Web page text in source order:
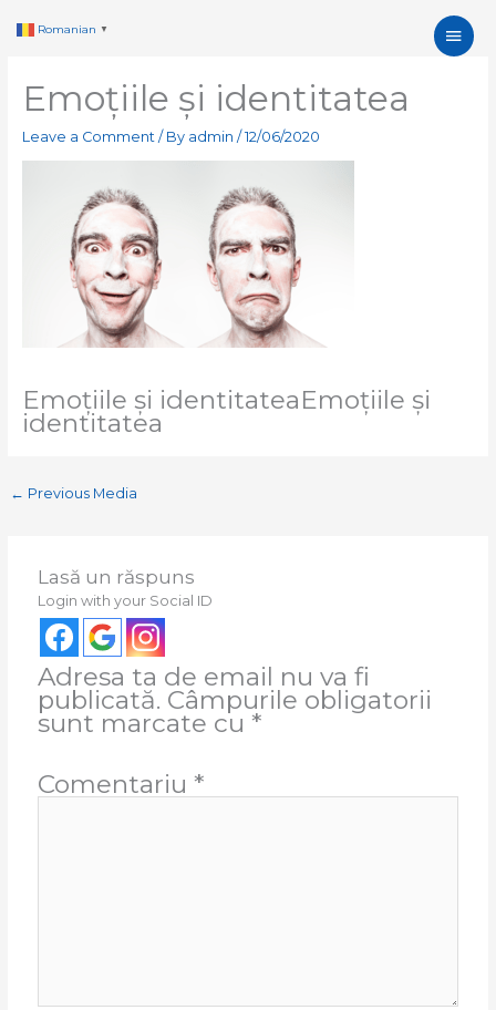
Main
Emoțiile și identitatea
Leave a Comment / By admin /12/06/2020
Emoțiile și identitateaEmoțiile și
identitatea
← Previous Media
Lasă un răspuns
Login with your Social ID
Adresa ta de email nu va fi
publicată. Câmpurile obligatorii
sunt marcate cu *
Comentariu *
Romanian ▼